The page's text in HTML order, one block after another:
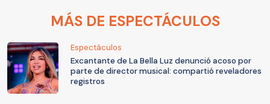
MÁS DE ESPECTÁCULOS
Espectáculos
Excantante de La Bella Luz denunció acoso por
parte de director musical: compartió reveladores
registros